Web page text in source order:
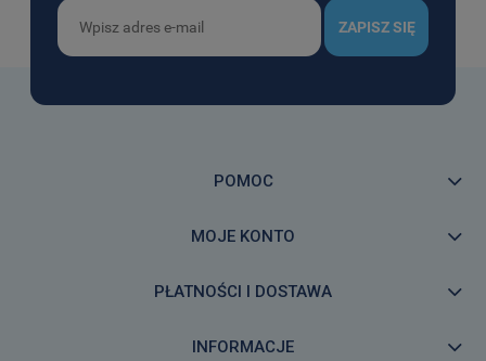
ZAPISZ SIĘ
POMOC
MOJE KONTO
PŁATNOŚCI I DOSTAWA
INFORMACJE